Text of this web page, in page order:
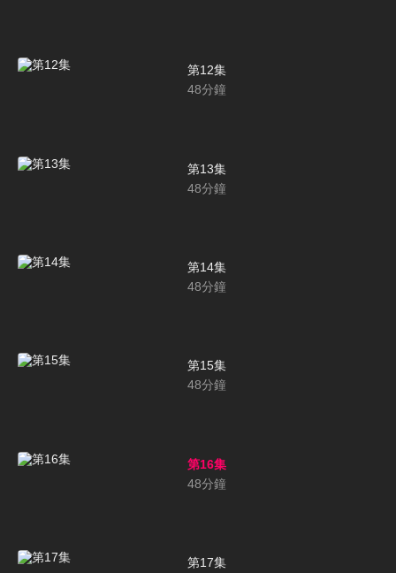
第12集
48分鐘
第13集
48分鐘
第14集
48分鐘
第15集
48分鐘
第16集
48分鐘
第17集